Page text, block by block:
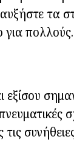
τα
για πολλούς.
εξίσου